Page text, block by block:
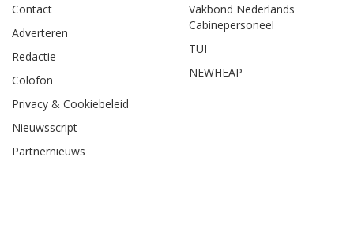
Contact
Adverteren
Redactie
Colofon
Privacy & Cookiebeleid
Nieuwsscript
Partnernieuws
Vakbond Nederlands
Cabinepersoneel
TUI
NEWHEAP